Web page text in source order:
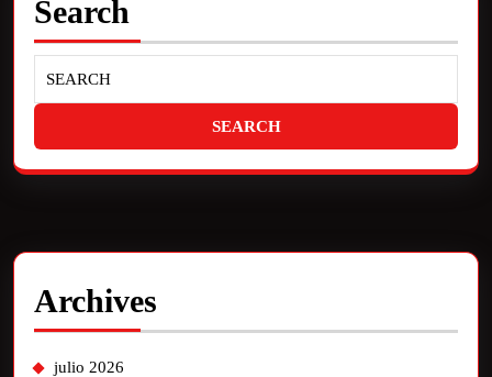
Search
Archives
julio 2026